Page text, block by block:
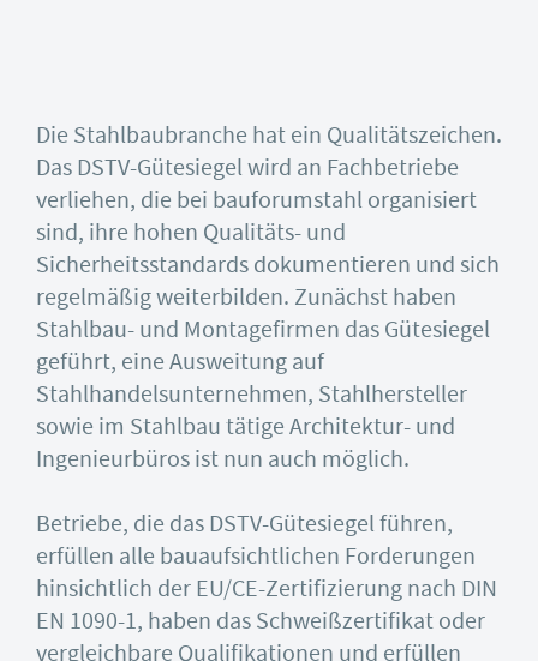
Die Stahlbaubranche hat ein Qualitätszeichen.
Das DSTV-Gütesiegel wird an Fachbetriebe
verliehen, die bei bauforumstahl organisiert
sind, ihre hohen Qualitäts- und
Sicherheitsstandards dokumentieren und sich
regelmäßig weiterbilden. Zunächst haben
Stahlbau- und Montagefirmen das Gütesiegel
geführt, eine Ausweitung auf
Stahlhandelsunternehmen, Stahlhersteller
sowie im Stahlbau tätige Architektur- und
Ingenieurbüros ist nun auch möglich.
Betriebe, die das DSTV-Gütesiegel führen,
erfüllen alle bauaufsichtlichen Forderungen
hinsichtlich der EU/CE-Zertifizierung nach DIN
EN 1090-1, haben das Schweißzertifikat oder
vergleichbare Qualifikationen und erfüllen